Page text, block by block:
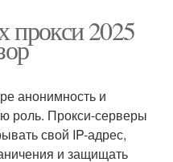
прокси 2025
анонимность и
роль. Прокси-серверы
свой IP-адрес,
и защищать